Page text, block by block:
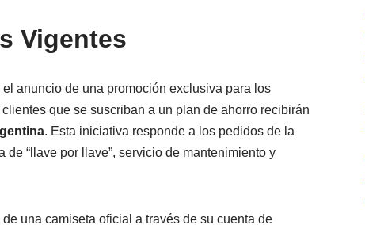
Vigentes
anuncio de una promoción exclusiva para los
clientes que se suscriban a un plan de ahorro recibirán
. Esta iniciativa responde a los pedidos de la
“llave por llave”, servicio de mantenimiento y
de una camiseta oficial a través de su cuenta de